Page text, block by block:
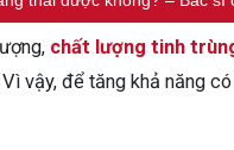
chất lượng tinh
vậy, để tăng khả năng